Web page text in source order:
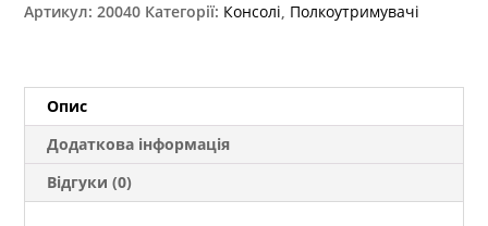
накладкою
Артикул:20040 Категорії: Консолі, Полкоутримувачі
Опис
Додаткова інформація
Відгуки (0)